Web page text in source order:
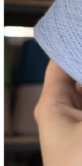
Мы используем
чтобы улучшить
больше
веб аналитики
Продолжая
условиями